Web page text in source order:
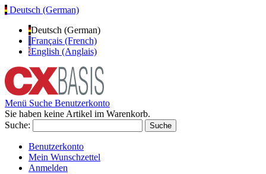
Deutsch (German)
Deutsch (German)
Français (French)
English (Anglais)
Menü Suche Benutzerkonto
Sie haben keine Artikel im Warenkorb.
Suche:
Suche
Benutzerkonto
Mein Wunschzettel
Anmelden